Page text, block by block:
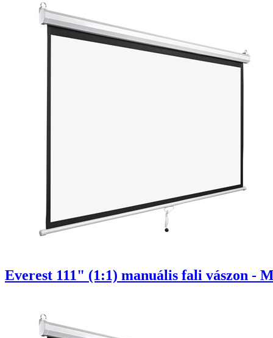
Everest 111" (1:1) manuális fali vászon -